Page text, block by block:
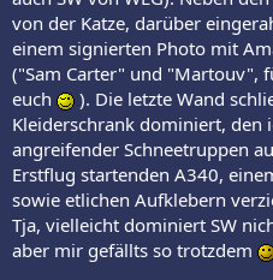
von der Katze, darüber
einem signierten Photo mit
("Sam Carter" und "Martouv",
euch
). Die letzte Wand
Kleiderschrank dominiert, den
angreifender Schneetruppen
Erstflug startenden A340,
sowie etlichen Aufklebern
Tja, vielleicht dominiert SW
aber mir gefällts so trotzdem